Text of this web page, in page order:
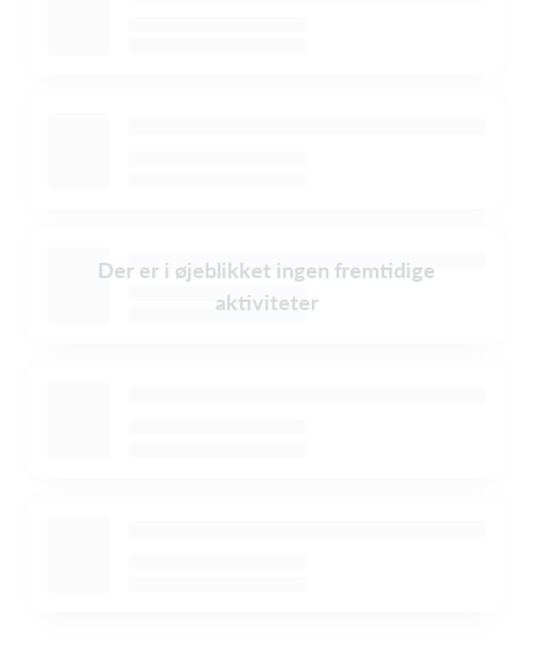
Der er i øjeblikket ingen fremtidige
aktiviteter